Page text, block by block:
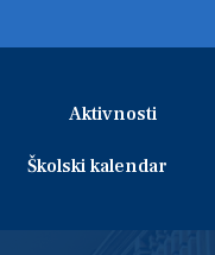
Aktivnosti
Školski kalendar